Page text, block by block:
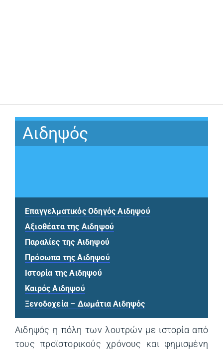
Επαγγελματικός Οδηγός Αιδηψού
Αξιοθέατα της Αιδηψού
Παραλίες της Αιδηψού
Πρόσωπα της Αιδηψού
Ιστορία της Αιδηψού
Καιρός Αιδηψού
Ξενοδοχεία – Δωμάτια Αιδηψός
Αιδηψός
Αιδηψός η πόλη των λουτρών με ιστορία από
τους προϊστορικούς χρόνους και φημισμένη